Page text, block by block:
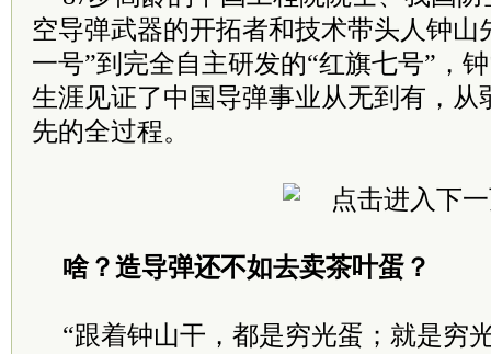
空导弹武器的开拓者和技术带头人钟山
一号”到完全自主研发的“红旗七号”，
生涯见证了中国导弹事业从无到有，从
先的全过程。
啥？造导弹还不如去卖茶叶蛋？
“跟着钟山干，都是穷光蛋；就是穷